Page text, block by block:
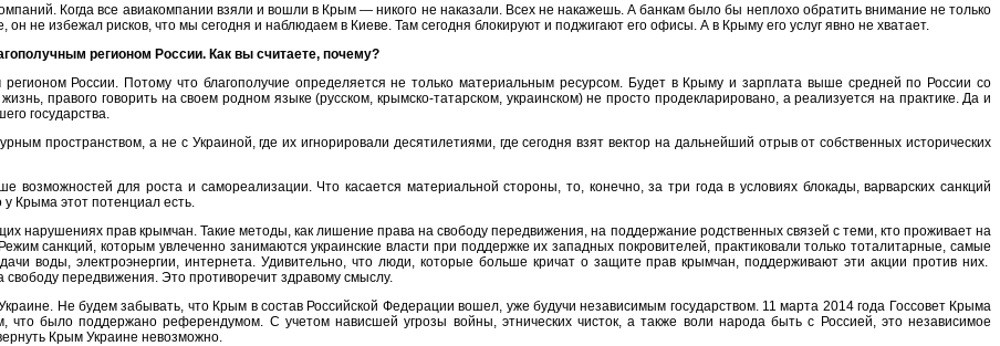
Когда все авиакомпании взяли и вошли в Крым — никого не наказали. Всех не накажешь. А банкам было бы неплохо обратить внимание не только
не избежал рисков, что мы сегодня и наблюдаем в Киеве. Там сегодня блокируют и поджигают его офисы. А в Крыму его услуг явно не хватает.
регионом России. Как вы считаете, почему?
России. Потому что благополучие определяется не только материальным ресурсом. Будет в Крыму и зарплата выше средней по России со
правого говорить на своем родном языке (русском, крымско-татарском, украинском) не просто продекларировано, а реализуется на практике. Да и
государства.
пространством, а не с Украиной, где их игнорировали десятилетиями, где сегодня взят вектор на дальнейший отрыв от собственных исторических
возможностей для роста и самореализации. Что касается материальной стороны, то, конечно, за три года в условиях блокады, варварских санкций
Крыма этот потенциал есть.
прав крымчан. Такие методы, как лишение права на свободу передвижения, на поддержание родственных связей с теми, кто проживает на
санкций, которым увлеченно занимаются украинские власти при поддержке их западных покровителей, практиковали только тоталитарные, самые
воды, электроэнергии, интернета. Удивительно, что люди, которые больше кричат о защите прав крымчан, поддерживают эти акции против них.
передвижения. Это противоречит здравому смыслу.
Не будем забывать, что Крым в состав Российской Федерации вошел, уже будучи независимым государством. 11 марта 2014 года Госсовет Крыма
что было поддержано референдумом. С учетом нависшей угрозы войны, этнических чисток, а также воли народа быть с Россией, это независимое
Крым Украине невозможно.